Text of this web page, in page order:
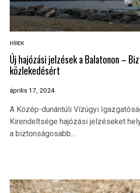
HÍREK
Új hajózási jelzések a Balatonon –
közlekedésért
április 17, 2024
A Közép-dunántúli Vízügyi
Kirendeltsége hajózási jelzéseket
a biztonságosabb…